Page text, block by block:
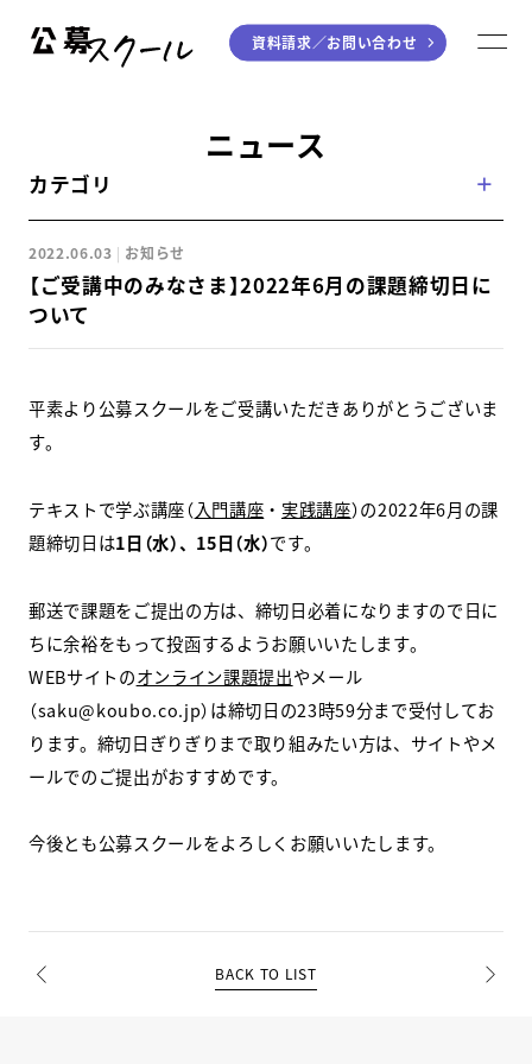
ジャンルから探す
小説
エッセイ
童話
ライティング
音楽（作詞・作曲）
アート・絵本
デジタル講座
個別指南講座
スクールマガジン
コンセプト
受講の流れ
ニュース
資料請求／お問い合わせ
資料請求／お問い合わせ
オンライン課題提出
ニュース
カテゴリ
2022.06.03 お知らせ
【ご受講中のみなさま】2022年6月の課題締切日に
ついて
平素より公募スクールをご受講いただきありがとうございま
す。
テキストで学ぶ講座（入門講座 ・ 実践講座）の2022年6月の課
題締切日は1日（水）、15日（水）です。
郵送で課題をご提出の方は、締切日必着になりますので日に
ちに余裕をもって投函するようお願いいたします。
WEBサイトのオンライン課題提出やメール
（saku@koubo.co.jp）は締切日の23時59分まで受付してお
ります。締切日ぎりぎりまで取り組みたい方は、サイトやメ
ールでのご提出がおすすめです。
今後とも公募スクールをよろしくお願いいたします。
BACK TO LIST